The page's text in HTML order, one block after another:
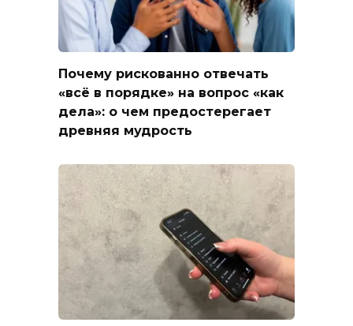
Почему рискованно отвечать
«всё в порядке» на вопрос «как
дела»: о чем предостерегает
древняя мудрость